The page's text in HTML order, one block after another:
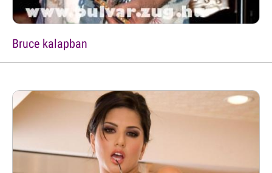
Bruce kalapban